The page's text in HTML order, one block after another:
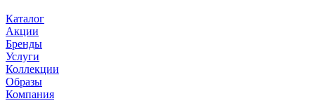
Каталог
Акции
Бренды
Услуги
Коллекции
Образы
Компания